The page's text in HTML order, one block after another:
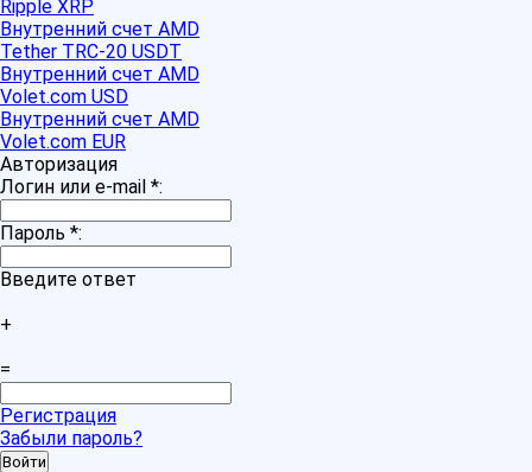
Ripple XRP
Внутренний счет AMD
Tether TRC-20 USDT
Внутренний счет AMD
Volet.com USD
Внутренний счет AMD
Volet.com EUR
Авторизация
Логин или e-mail *:
Пароль *:
Введите ответ
+
=
Регистрация
Забыли пароль?